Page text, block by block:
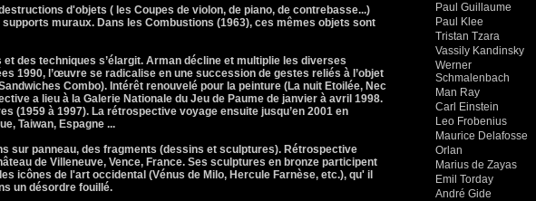
d'objets ( les Coupes de violon, de piano, de contrebasse...)
muraux. Dans les Combustions (1963), ces mêmes objets sont
des techniques s’élargit. Arman décline et multiplie les diverses
1990, l’œuvre se radicalise en une succession de gestes reliés à l’objet
Combo). Intérêt renouvelé pour la peinture (La nuit Etoilée, Nec
a lieu à la Galerie Nationale du Jeu de Paume de janvier à avril 1998.
(1959 à 1997). La rétrospective voyage ensuite jusqu’en 2001 en
Taiwan, Espagne ...
sur panneau, des fragments (dessins et sculptures). Rétrospective
de Villeneuve, Vence, France. Ses sculptures en bronze participent
icônes de l'art occidental (Vénus de Milo, Hercule Farnèse, etc.), qu' il
un désordre fouillé.
Paul Guillaume
Paul Klee
Tristan Tzara
Vassily Kandinsky
Werner
Schmalenbach
Man Ray
Carl Einstein
Leo Frobenius
Maurice Delafosse
Orlan
Marius de Zayas
Emil Torday
André Gide